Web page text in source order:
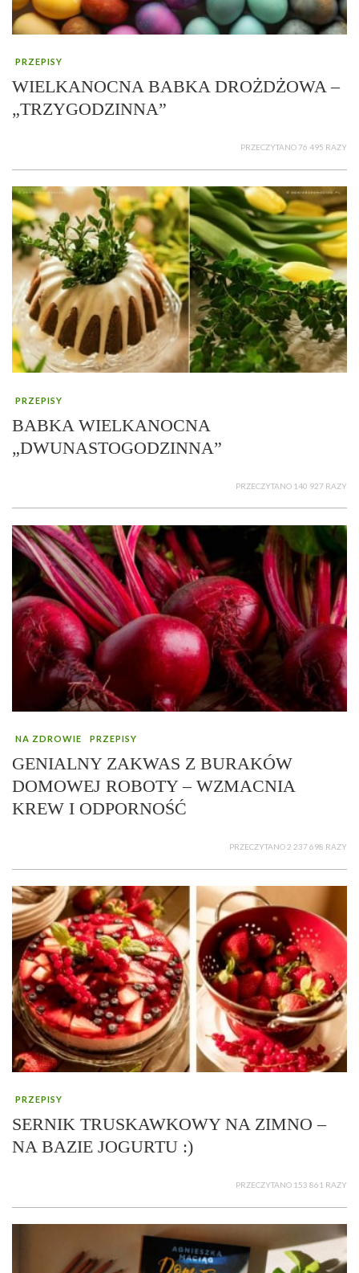
PRZEPISY
WIELKANOCNA BABKA DROŻDŻOWA –
„TRZYGODZINNA”
PRZECZYTANO 76 495 RAZY
PRZEPISY
BABKA WIELKANOCNA
„DWUNASTOGODZINNA”
PRZECZYTANO 140 927 RAZY
NA ZDROWIE PRZEPISY
GENIALNY ZAKWAS Z BURAKÓW
DOMOWEJ ROBOTY – WZMACNIA
KREW I ODPORNOŚĆ
PRZECZYTANO 2 237 698 RAZY
PRZEPISY
SERNIK TRUSKAWKOWY NA ZIMNO –
NA BAZIE JOGURTU :)
PRZECZYTANO 153 861 RAZY